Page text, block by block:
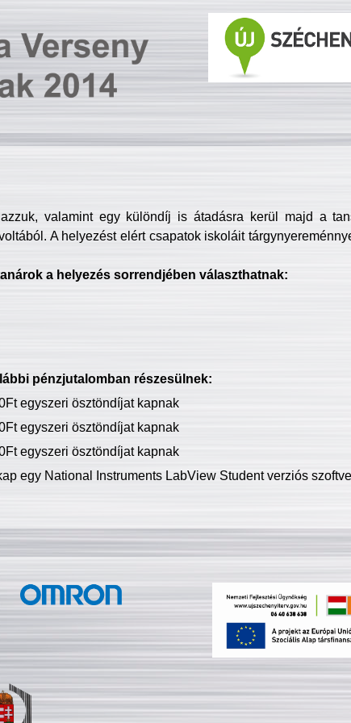
valamint egy különdíj is átadásra kerül majd a
A helyezést elért csapatok iskoláit
a helyezés sorrendjében választhatnak:
pénzjutalomban részesülnek:
egyszeri ösztöndíjat kapnak
egyszeri ösztöndíjat kapnak
egyszeri ösztöndíjat kapnak
egy National Instruments LabView Student verziós